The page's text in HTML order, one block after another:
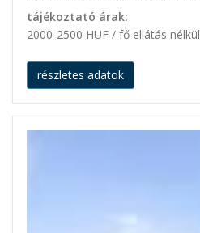
tájékoztató árak:
2000-2500 HUF / fő ellátás nélkül
részletes adatok